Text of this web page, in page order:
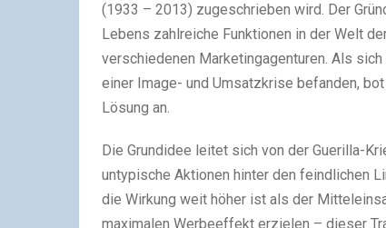
(1933 – 2013) zugeschrieben wird. Der
Lebens zahlreiche Funktionen in der Welt
verschiedenen Marketingagenturen. Als
einer Image- und Umsatzkrise befanden,
Lösung an.
Die Grundidee leitet sich von der Guerilla-
untypische Aktionen hinter den feindlichen
die Wirkung weit höher ist als der
maximalen Werbeeffekt erzielen – dieser